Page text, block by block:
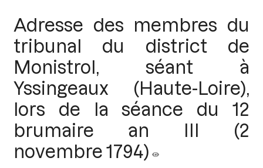
Adresse des membres du
tribunal du district de
Monistrol, séant à
Yssingeaux (Haute-Loire),
lors de la séance du 12
brumaire an III (2
novembre 1794)